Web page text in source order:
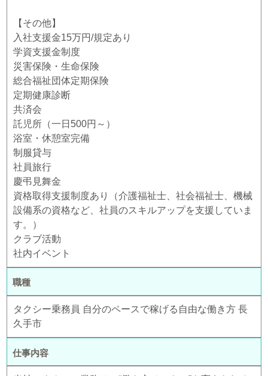
【その他】
入社支援金15万円/規定あり
学資支援金制度
災害保険・生命保険
総合福祉団体定期保険
定期健康診断
共済会
託児所（一日500円～）
浴室・休憩室完備
制服貸与
社員旅行
慶弔見舞金
資格取得支援制度あり（介護福祉士、社会福祉士、機械
設備系の資格など、社員のスキルアップを支援していま
す。）
クラブ活動
社内イベント
職種
タクシー乗務員 自分のペースで稼げる自由な働き方 長
久手市
仕事内容